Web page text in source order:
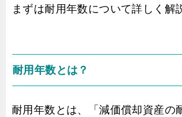
まずは耐用年数について詳しく解
耐用年数とは？
耐用年数とは、「減価償却資産の